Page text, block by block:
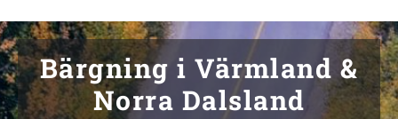
Bärgning i Värmland &
Norra Dalsland